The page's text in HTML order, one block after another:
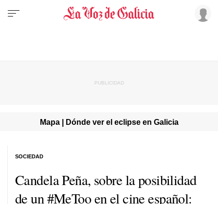
Mapa | Dónde ver el eclipse en Galicia
Candela Peña, sobre la posibilidad
de un #MeToo en el cine español:
SOCIEDAD